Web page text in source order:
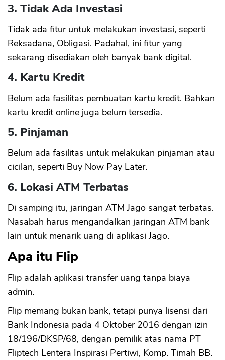
3. Tidak Ada Investasi
Tidak ada fitur untuk melakukan investasi, seperti
Reksadana, Obligasi. Padahal, ini fitur yang
sekarang disediakan oleh banyak bank digital.
4. Kartu Kredit
Belum ada fasilitas pembuatan kartu kredit. Bahkan
kartu kredit online juga belum tersedia.
5. Pinjaman
Belum ada fasilitas untuk melakukan pinjaman atau
cicilan, seperti Buy Now Pay Later.
6. Lokasi ATM Terbatas
Di samping itu, jaringan ATM Jago sangat terbatas.
Nasabah harus mengandalkan jaringan ATM bank
lain untuk menarik uang di aplikasi Jago.
Apa itu Flip
Flip adalah aplikasi transfer uang tanpa biaya
admin.
Flip memang bukan bank, tetapi punya lisensi dari
Bank Indonesia pada 4 Oktober 2016 dengan izin
18/196/DKSP/68, dengan pemilik atas nama PT
Fliptech Lentera Inspirasi Pertiwi, Komp. Timah BB.